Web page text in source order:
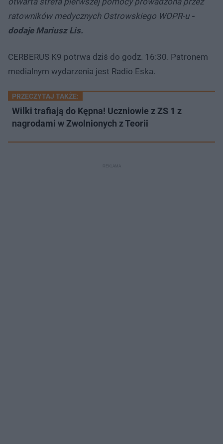
ratowników medycznych Ostrowskiego WOPR-u -
dodaje Mariusz Lis.
CERBERUS K9 potrwa dziś do godz. 16:30. Patronem
medialnym wydarzenia jest Radio Eska.
PRZECZYTAJ TAKŻE:
Wilki trafiają do Kępna! Uczniowie z ZS 1 z
nagrodami w Zwolnionych z Teorii